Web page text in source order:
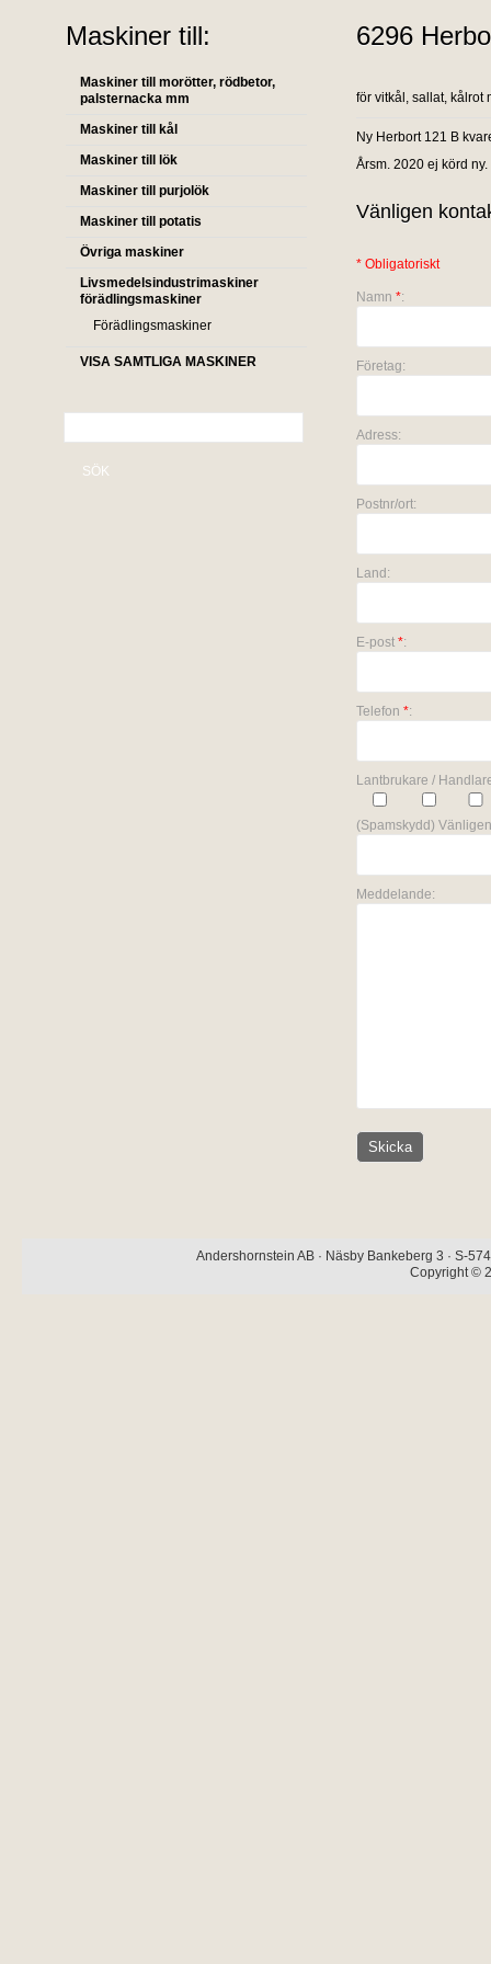
Maskiner till:
Maskiner till morötter, rödbetor,
palsternacka mm
Maskiner till kål
Maskiner till lök
Maskiner till purjolök
Maskiner till potatis
Övriga maskiner
Livsmedelsindustrimaskiner
förädlingsmaskiner
Förädlingsmaskiner
VISA SAMTLIGA MASKINER
SÖK
6296
för vitkål, sallat, kålrot
Ny Herbort 121 B
Årsm. 2020 ej körd ny.
Vänligen
* Obligatoriskt
Namn *:
Företag:
Adress:
Postnr/ort:
Land:
E-post *:
Telefon *:
Lantbrukare /
(Spamskydd)
Meddelande:
Andershornstein AB · Näsby Bankeberg 3 · S-
Copyright ©